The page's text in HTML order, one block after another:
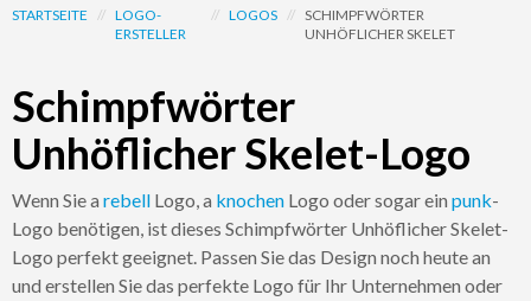
STARTSEITE // LOGO-
ERSTELLER
// LOGOS // SCHIMPFWÖRTER
UNHÖFLICHER SKELET
Schimpfwörter
Unhöflicher Skelet-Logo
Wenn Sie a rebell Logo, a knochen Logo oder sogar ein punk-
Logo benötigen, ist dieses Schimpfwörter Unhöflicher Skelet-
Logo perfekt geeignet. Passen Sie das Design noch heute an
und erstellen Sie das perfekte Logo für Ihr Unternehmen oder